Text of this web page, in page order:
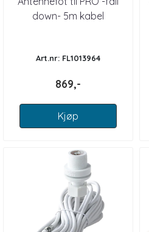
down- 5m kabel
Art.nr: FL1013964
869,-
Kjøp